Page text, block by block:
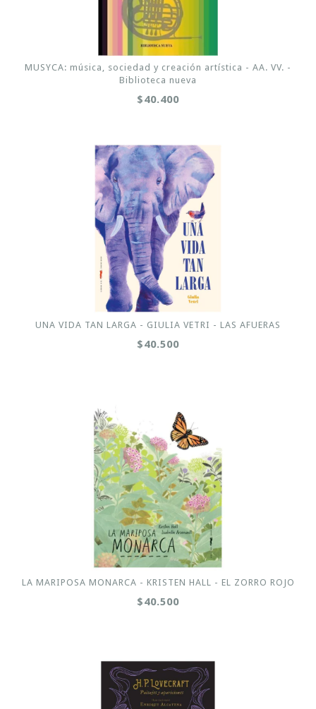
MUSYCA: música, sociedad y creación artística - AA. VV. -
Biblioteca nueva
$40.400
UNA VIDA TAN LARGA - GIULIA VETRI - LAS AFUERAS
$40.500
LA MARIPOSA MONARCA - KRISTEN HALL - EL ZORRO ROJO
$40.500